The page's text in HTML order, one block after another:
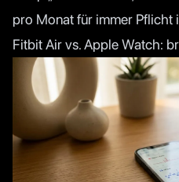
pro Monat für immer Pflicht
Fitbit Air vs. Apple Watch: